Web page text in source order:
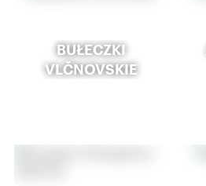
BUŁECZKI
VLČNOVSKIE